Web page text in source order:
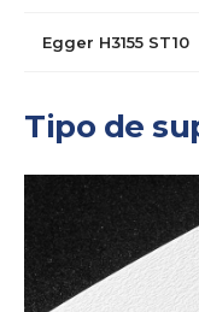
Egger H3155 ST10
Tipo de